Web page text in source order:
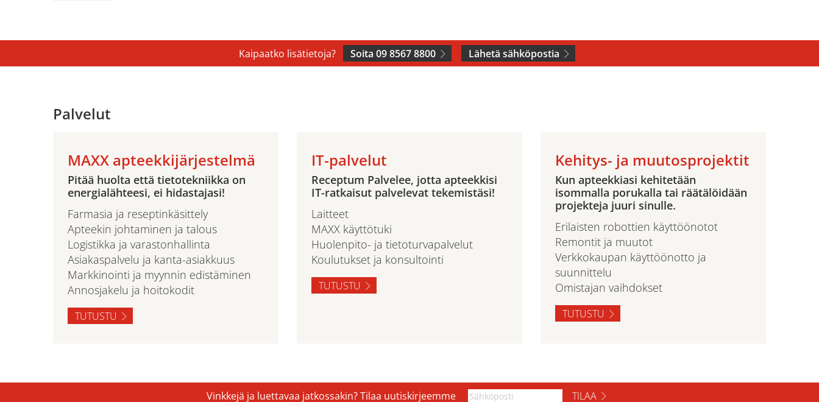
Kaipaatko lisätietoja? Soita 09 8567 8800 Lähetä sähköpostia
Palvelut
MAXX apteekkijärjestelmä
Pitää huolta että tietotekniikka on
energialähteesi, ei hidastajasi!
Farmasia ja reseptinkäsittely
Apteekin johtaminen ja talous
Logistikka ja varastonhallinta
Asiakaspalvelu ja kanta-asiakkuus
Markkinointi ja myynnin edistäminen
Annosjakelu ja hoitokodit
TUTUSTU
IT-palvelut
Receptum Palvelee, jotta apteekkisi
IT-ratkaisut palvelevat tekemistäsi!
Laitteet
MAXX käyttötuki
Huolenpito- ja tietoturvapalvelut
Koulutukset ja konsultointi
TUTUSTU
Kehitys- ja muutosprojektit
Kun apteekkiasi kehitetään
isommalla porukalla tai räätälöidään
projekteja juuri sinulle.
Erilaisten robottien käyttöönotot
Remontit ja muutot
Verkkokaupan käyttöönotto ja
suunnittelu
Omistajan vaihdokset
TUTUSTU
Vinkkejä ja luettavaa jatkossakin? Tilaa uutiskirjeemme TILAA